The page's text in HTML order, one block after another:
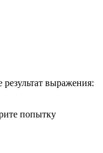
выражения:
попытку